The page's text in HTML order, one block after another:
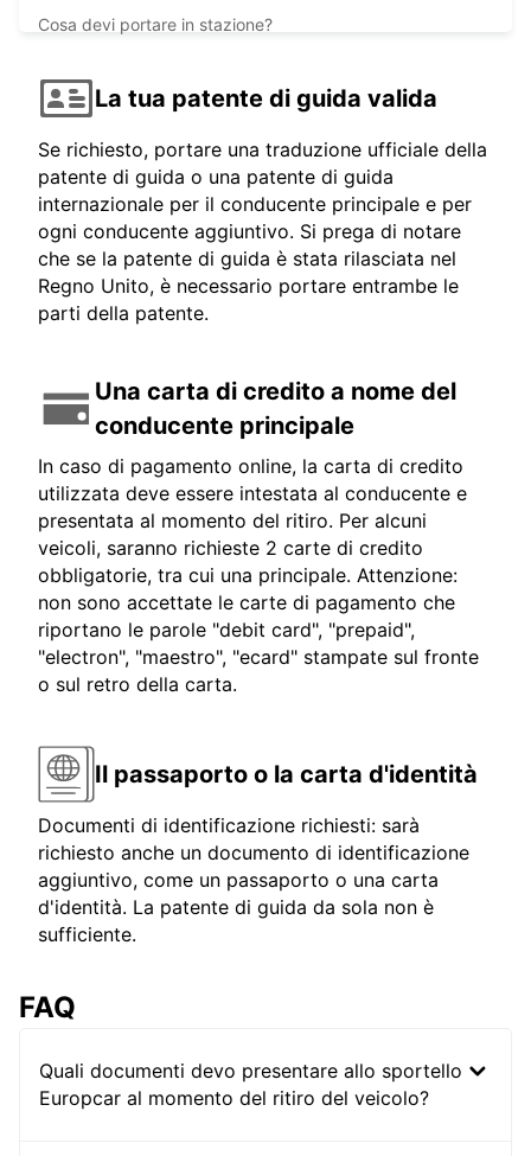
Cosa devi portare in stazione?
La tua patente di guida valida
Se richiesto, portare una traduzione ufficiale della
patente di guida o una patente di guida
internazionale per il conducente principale e per
ogni conducente aggiuntivo. Si prega di notare
che se la patente di guida è stata rilasciata nel
Regno Unito, è necessario portare entrambe le
parti della patente.
Una carta di credito a nome del
conducente principale
In caso di pagamento online, la carta di credito
utilizzata deve essere intestata al conducente e
presentata al momento del ritiro. Per alcuni
veicoli, saranno richieste 2 carte di credito
obbligatorie, tra cui una principale. Attenzione:
non sono accettate le carte di pagamento che
riportano le parole "debit card", "prepaid",
"electron", "maestro", "ecard" stampate sul fronte
o sul retro della carta.
Il passaporto o la carta d'identità
Documenti di identificazione richiesti: sarà
richiesto anche un documento di identificazione
aggiuntivo, come un passaporto o una carta
d'identità. La patente di guida da sola non è
sufficiente.
FAQ
Quali documenti devo presentare allo sportello
Europcar al momento del ritiro del veicolo?